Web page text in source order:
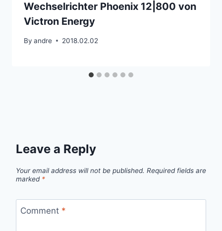
Wechselrichter Phoenix 12|800 von
Victron Energy
By andre 2018.02.02
Leave a Reply
Your email address will not be published. Required fields are
marked *
Comment *